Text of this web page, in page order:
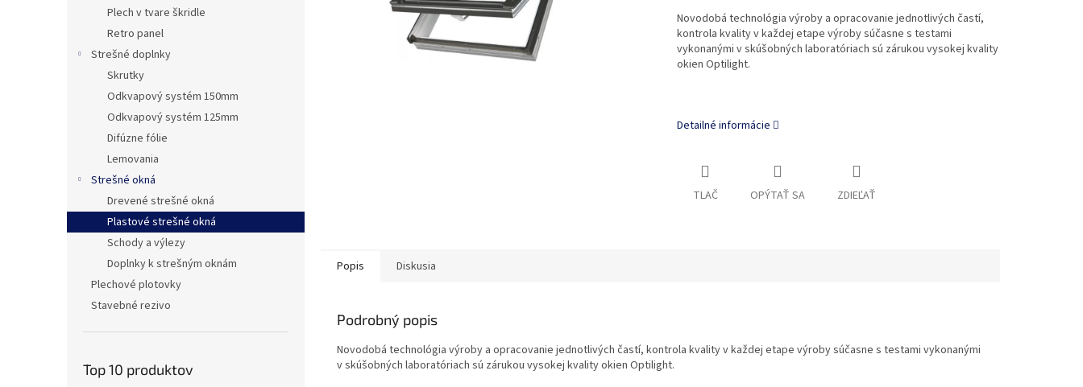
Plech v tvare škridle
Retro panel
Strešné doplnky
Skrutky
Odkvapový systém 150mm
Odkvapový systém 125mm
Difúzne fólie
Lemovania
Strešné okná
Drevené strešné okná
Plastové strešné okná
Schody a výlezy
Doplnky k strešným oknám
Plechové plotovky
Stavebné rezivo
Top 10 produktov
Novodobá technológia výroby a opracovanie jednotlivých častí,
kontrola kvality v každej etape výroby súčasne s testami
vykonanými v skúšobných laboratóriach sú zárukou vysokej kvality
okien Optilight.
Detailné informácie
TLAČ OPÝTAŤ SA ZDIEĽAŤ
Popis Diskusia
Podrobný popis
Novodobá technológia výroby a opracovanie jednotlivých častí, kontrola kvality v každej etape výroby súčasne s testami vykonanými
v skúšobných laboratóriach sú zárukou vysokej kvality okien Optilight.